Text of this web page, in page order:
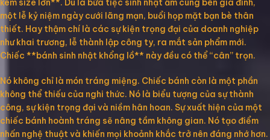
kem size lớn**. Dù là bữa tiệc sinh nhật ấm cúng bên gia đình,
một lễ kỷ niệm ngày cưới lãng mạn, buổi họp mặt bạn bè thân
thiết. Hay thậm chí là các sự kiện trọng đại của doanh nghiệp
như khai trương, lễ thành lập công ty, ra mắt sản phẩm mới.
Chiếc **bánh sinh nhật khổng lồ** này đều có thể “cân” trọn.
Nó không chỉ là món tráng miệng. Chiếc bánh còn là một phần
không thể thiếu của nghi thức. Nó là biểu tượng của sự thành
công, sự kiện trọng đại và niềm hân hoan. Sự xuất hiện của một
chiếc bánh hoành tráng sẽ nâng tầm không gian. Nó tạo điểm
nhấn nghệ thuật và khiến mọi khoảnh khắc trở nên đáng nhớ hơn.